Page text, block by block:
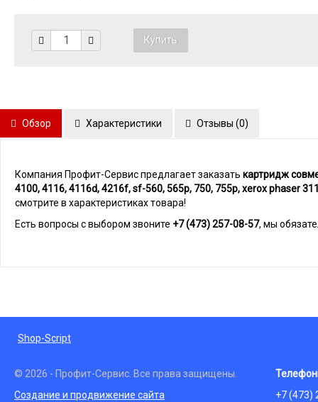
Обзор Характеристики Отзывы (0)
Компания Профит-Сервис предлагает заказать картридж
4100, 4116, 4116d, 4216f, sf-560, 565p, 750, 755p, xerox phaser
смотрите в характеристиках товара!
Есть вопросы с выбором звоните +7 (473) 257-08-57, мы
Shop-Script
© 2026 - Профит-Сервис. Все права защищены.
Создание и продвижение сайта
+7 (473)